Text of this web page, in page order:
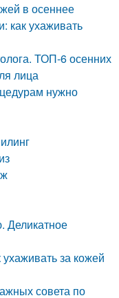
в осеннее
как ухаживать
ТОП-6 осенних
лица
нужно
Деликатное
за кожей
совета по